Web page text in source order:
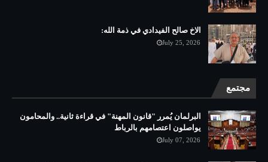
الاخ صالح الفيدادي في ذمة الله:
July 25, 2026
مجتمع
البرلمان يُمرر "قانون المهنة" في قراءة ثانية.. والمحامون
يواصلون اعتصامهم بالرباط
July 07, 2026